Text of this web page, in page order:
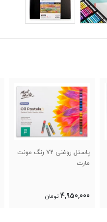
پاستل روغنی ۱۲۰ رنگ‌اکسترا
سافت مونت مارت
10,250,000 تومان